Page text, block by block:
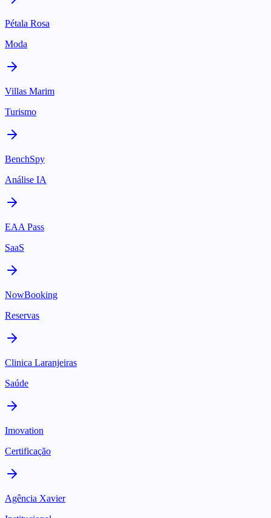
Pétala Rosa
Moda
Villas Marim
Turismo
BenchSpy
Análise IA
EAA Pass
SaaS
NowBooking
Reservas
Clinica Laranjeiras
Saúde
Imovation
Certificação
Agência Xavier